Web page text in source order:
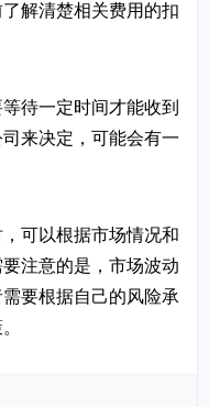
解清楚相关费用的扣
待一定时间才能收到
来决定，可能会有一
可以根据市场情况和
注意的是，市场波动
要根据自己的风险承